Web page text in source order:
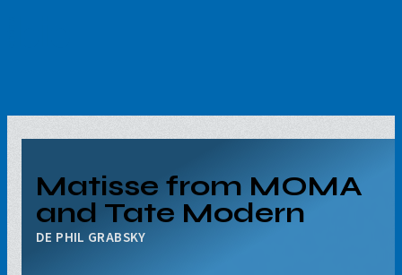
Matisse from MOMA
and Tate Modern
PHIL GRABSKY